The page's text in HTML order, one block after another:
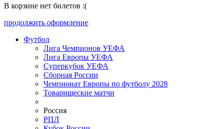
В корзине нет билетов :(
продолжить оформление
Футбол
Лига Чемпионов УЕФА
Лига Европы УЕФА
Суперкубок УЕФА
Сборная России
Чемпионат Европы по футболу 2028
Товарищеские матчи
Россия
РПЛ